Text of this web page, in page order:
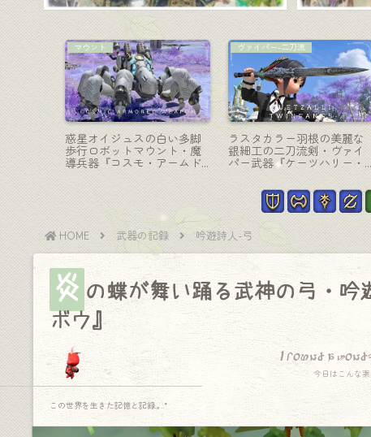
吟遊詩人-弓
ナチュラルテイストな鳥怪
獣の骨製弓・吟遊詩人武器
『リバーズブレス・ロング
ボウ』
竜騎士-槍
竜騎士のゾディアックウェ
ポン（ZW）第三段階・青い
槍『ゲイボルグ・アート
HOME 武器の記録 吟遊詩人-弓
炎 の蝶が舞い踊る武神の弓・
ボウ』
I found a
今日はこんな
この世界を生きた記憶と記録.｡.:*